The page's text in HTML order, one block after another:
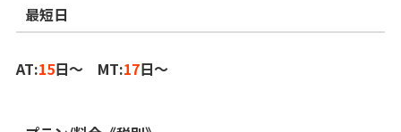
最短日
AT:15日～ MT:17日～